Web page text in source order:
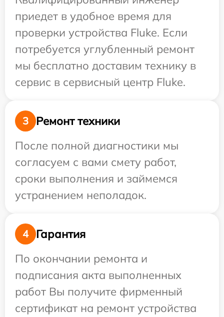
приедет в удобное время для
проверки устройства Fluke. Если
потребуется углубленный ремонт
мы бесплатно доставим технику в
сервис в сервисный центр Fluke.
3
Ремонт техники
После полной диагностики мы
согласуем с вами смету работ,
сроки выполнения и займемся
устранением неполадок.
4
Гарантия
По окончании ремонта и
подписания акта выполненных
работ Вы получите фирменный
сертификат на ремонт устройства